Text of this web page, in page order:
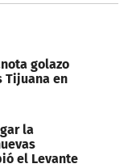
golazo
Tijuana en
la
el Levante